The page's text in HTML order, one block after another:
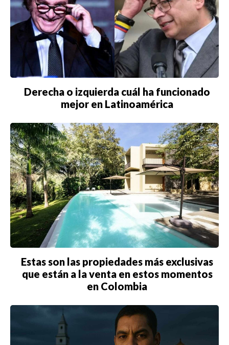
Derecha o izquierda cuál ha funcionado
mejor en Latinoamérica
Estas son las propiedades más exclusivas
que están a la venta en estos momentos
en Colombia